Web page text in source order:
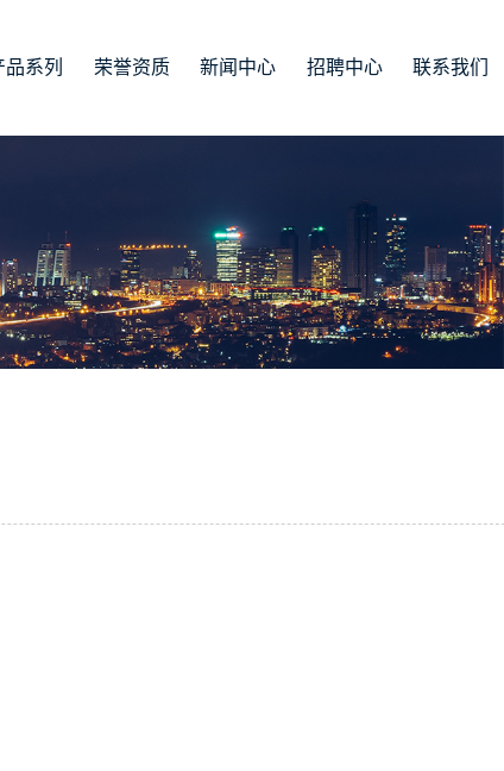
品系列 荣誉资质 新闻中心 招聘中心 联系我们